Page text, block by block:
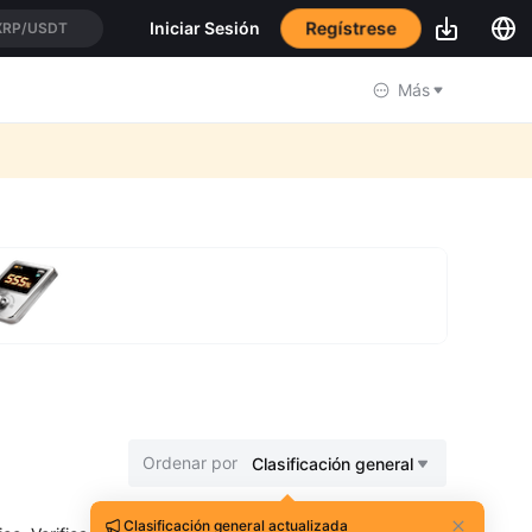
USDT Iniciar Sesión Regístrese
Más
Ordenar por Clasificación general
Clasificación general actualizada